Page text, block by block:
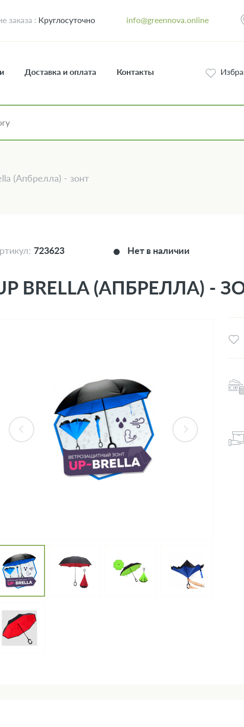
заказа : Круглосуточно info@greennova.online
Доставка и оплата Контакты
(Апбрелла) - зонт
723623 Нет в наличии
BRELLA (АПБРЕЛЛА) -